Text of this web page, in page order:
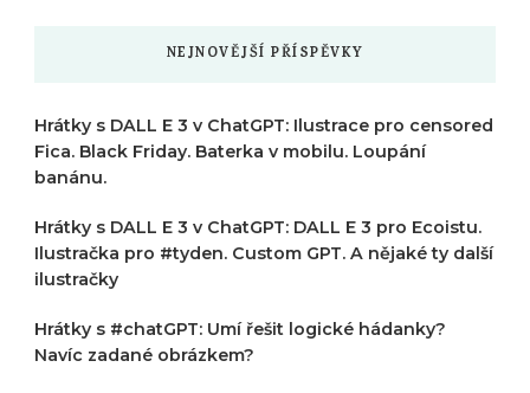
NEJNOVĚJŠÍ PŘÍSPĚVKY
Hrátky s DALL E 3 v ChatGPT: Ilustrace pro censored
Fica. Black Friday. Baterka v mobilu. Loupání
banánu.
Hrátky s DALL E 3 v ChatGPT: DALL E 3 pro Ecoistu.
Ilustračka pro #tyden. Custom GPT. A nějaké ty další
ilustračky
Hrátky s #chatGPT: Umí řešit logické hádanky?
Navíc zadané obrázkem?